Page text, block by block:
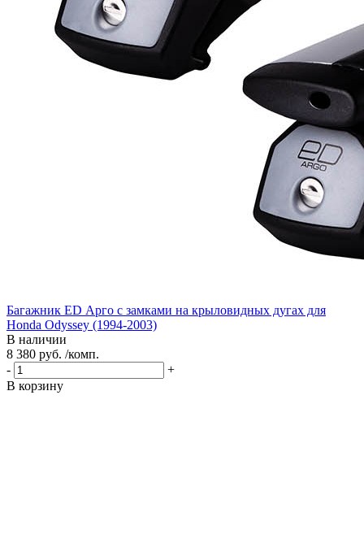
Багажник ED Арго с замками на крыловидных дугах для
Honda Odyssey (1994-2003)
В наличии
8 380 руб. /комп.
-
+
В корзину